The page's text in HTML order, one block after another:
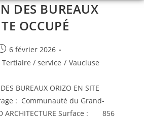
DES BUREAUX
OCCUPÉ
6 février 2026
Tertiaire / service / Vaucluse
BUREAUX ORIZO EN SITE
: Communauté du Grand-
ARCHITECTURE Surface : 856